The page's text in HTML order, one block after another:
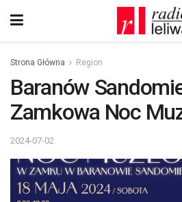
Strona Główna Region
Baranów
Zamkowa Noc
2024-07-02